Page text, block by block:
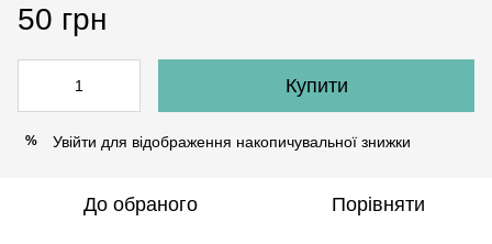
50 грн
Купити
% Увійти для відображення накопичувальної знижки
До обраного Порівняти